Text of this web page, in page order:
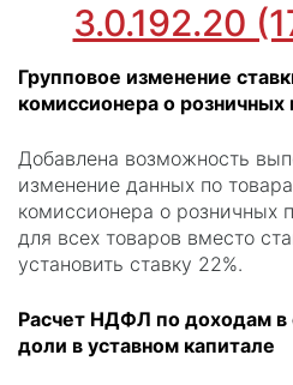
3.0.192.20
Групповое изменение
комиссионера о
Добавлена возможность
изменение данных по
комиссионера о розничных
для всех товаров вместо
установить ставку 22%.
Расчет НДФЛ по доходам в
доли в уставном капитале